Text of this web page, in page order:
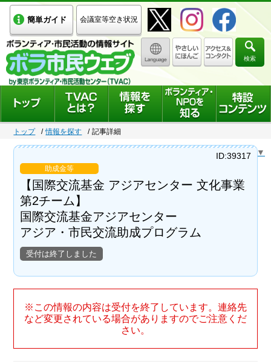
簡単ガイド 会議室等空き状況
検索
トップ 情報を探す 記事詳細
Select Language ▼
助成金等
【国際交流基金 アジアセンター 文化事業
第2チーム】
国際交流基金アジアセンター
アジア・市民交流助成プログラム
受付は終了しました
ID:39317
※この情報の内容は受付を終了しています。連絡先
など変更されている場合がありますのでご注意くだ
さい。